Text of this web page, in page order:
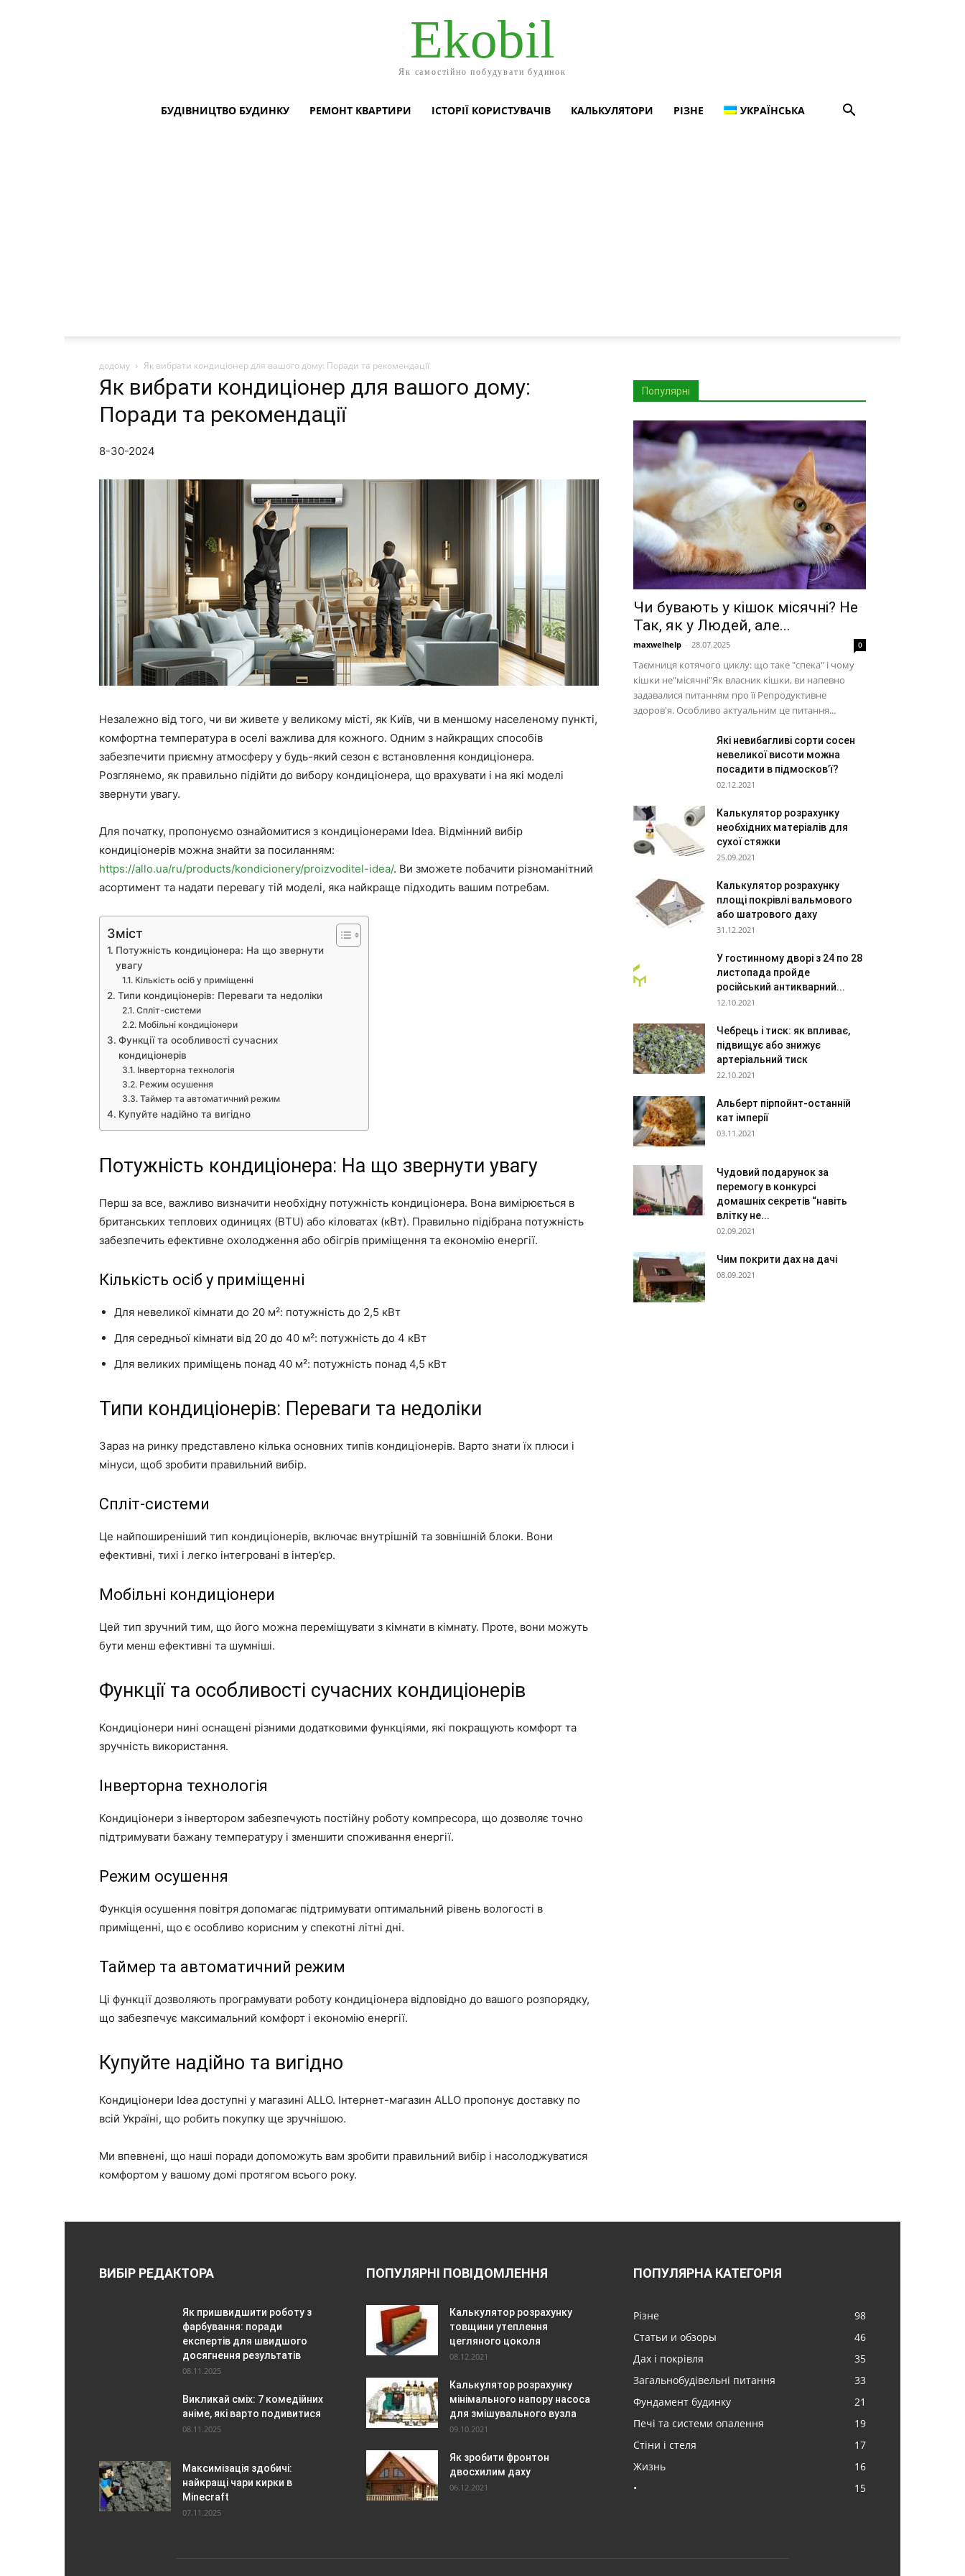
Ekobil
Як самостійно побудувати будинок
БУДІВНИЦТВО БУДИНКУ РЕМОНТ КВАРТИРИ ІСТОРІЇ КОРИСТУВАЧІВ КАЛЬКУЛЯТОРИ РІЗНЕ УКРАЇНСЬКА
додому Як вибрати кондиціонер для вашого дому: Поради та рекомендації
Як вибрати кондиціонер для вашого дому:
Поради та рекомендації
8-30-2024
Незалежно від того, чи ви живете у великому місті, як Київ, чи в меншому населеному пункті,
комфортна температура в оселі важлива для кожного. Одним з найкращих способів
забезпечити приємну атмосферу у будь-який сезон є встановлення кондиціонера.
Розглянемо, як правильно підійти до вибору кондиціонера, що врахувати і на які моделі
звернути увагу.
Для початку, пропонуємо ознайомитися з кондиціонерами Idea. Відмінний вибір
кондиціонерів можна знайти за посиланням:
https://allo.ua/ru/products/kondicionery/proizvoditel-idea/. Ви зможете побачити різноманітний
асортимент та надати перевагу тій моделі, яка найкраще підходить вашим потребам.
Зміст
Потужність кондиціонера: На що звернути
увагу
Кількість осіб у приміщенні
Типи кондиціонерів: Переваги та недоліки
Спліт-системи
Мобільні кондиціонери
Функції та особливості сучасних
кондиціонерів
Інверторна технологія
Режим осушення
Таймер та автоматичний режим
Купуйте надійно та вигідно
Потужність кондиціонера: На що звернути увагу
Перш за все, важливо визначити необхідну потужність кондиціонера. Вона вимірюється в
британських теплових одиницях (BTU) або кіловатах (кВт). Правильно підібрана потужність
забезпечить ефективне охолодження або обігрів приміщення та економію енергії.
Кількість осіб у приміщенні
Для невеликої кімнати до 20 м²: потужність до 2,5 кВт
Для середньої кімнати від 20 до 40 м²: потужність до 4 кВт
Для великих приміщень понад 40 м²: потужність понад 4,5 кВт
Типи кондиціонерів: Переваги та недоліки
Зараз на ринку представлено кілька основних типів кондиціонерів. Варто знати їх плюси і
мінуси, щоб зробити правильний вибір.
Спліт-системи
Це найпоширеніший тип кондиціонерів, включає внутрішній та зовнішній блоки. Вони
ефективні, тихі і легко інтегровані в інтер’єр.
Мобільні кондиціонери
Цей тип зручний тим, що його можна переміщувати з кімнати в кімнату. Проте, вони можуть
бути менш ефективні та шумніші.
Функції та особливості сучасних кондиціонерів
Кондиціонери нині оснащені різними додатковими функціями, які покращують комфорт та
зручність використання.
Інверторна технологія
Кондиціонери з інвертором забезпечують постійну роботу компресора, що дозволяє точно
підтримувати бажану температуру і зменшити споживання енергії.
Режим осушення
Функція осушення повітря допомагає підтримувати оптимальний рівень вологості в
приміщенні, що є особливо корисним у спекотні літні дні.
Таймер та автоматичний режим
Ці функції дозволяють програмувати роботу кондиціонера відповідно до вашого розпорядку,
що забезпечує максимальний комфорт і економію енергії.
Купуйте надійно та вигідно
Кондиціонери Idea доступні у магазині ALLO. Інтернет-магазин ALLO пропонує доставку по
всій Україні, що робить покупку ще зручнішою.
Ми впевнені, що наші поради допоможуть вам зробити правильний вибір і насолоджуватися
комфортом у вашому домі протягом всього року.
Популярні
Чи бувають у кішок місячні? Не
Так, як у Людей, але...
maxwelhelp - 28.07.2025 0
Таємниця котячого циклу: що таке "спека" і чому
кішки не"місячні"Як власник кішки, ви напевно
задавалися питанням про її Репродуктивне
здоров'я. Особливо актуальним це питання...
Які невибагливі сорти сосен
невеликої висоти можна
посадити в підмосков’ї?
02.12.2021
Калькулятор розрахунку
необхідних матеріалів для
сухої стяжки
25.09.2021
Калькулятор розрахунку
площі покрівлі вальмового
або шатрового даху
31.12.2021
У гостинному дворі з 24 по 28
листопада пройде
російський антикварний...
12.10.2021
Чебрець і тиск: як впливає,
підвищує або знижує
артеріальний тиск
22.10.2021
Альберт пірпойнт-останній
кат імперії
03.11.2021
Чудовий подарунок за
перемогу в конкурсі
домашніх секретів “навіть
влітку не...
02.09.2021
Чим покрити дах на дачі
08.09.2021
ВИБІР РЕДАКТОРА
Як пришвидшити роботу з
фарбування: поради
експертів для швидшого
досягнення результатів
08.11.2025
Викликай сміх: 7 комедійних
аніме, які варто подивитися
08.11.2025
Максимізація здобичі:
найкращі чари кирки в
Minecraft
07.11.2025
ПОПУЛЯРНІ ПОВІДОМЛЕННЯ
Калькулятор розрахунку
товщини утеплення
цегляного цоколя
08.12.2021
Калькулятор розрахунку
мінімального напору насоса
для змішувального вузла
09.10.2021
Як зробити фронтон
двосхилим даху
06.12.2021
ПОПУЛЯРНА КАТЕГОРІЯ
Різне
98
Статьи и обзоры
46
Дах і покрівля
35
Загальнобудівельні питання
33
Фундамент будинку
21
Печі та системи опалення
19
Стіни і стеля
17
Жизнь
16
•
15